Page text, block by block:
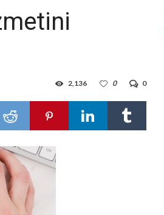
0
0
2,136